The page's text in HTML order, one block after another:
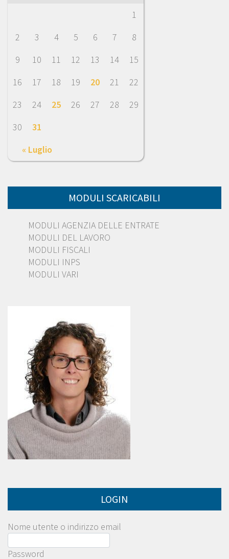
« Luglio
1
2
3 4 5 6 7
8
9
10 11 12 13 14
15
16
17 18 19 20 21
22
23
24 25 26 27 28
29
30
31
MODULI SCARICABILI
MODULI AGENZIA DELLE ENTRATE
MODULI DEL LAVORO
MODULI FISCALI
MODULI INPS
MODULI VARI
LOGIN
Nome utente o indirizzo email
Password